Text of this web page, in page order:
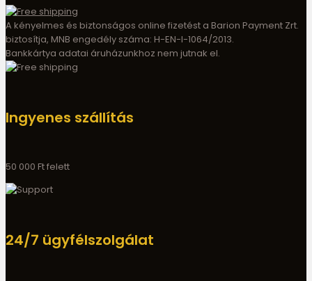
A kényelmes és biztonságos online fizetést a Barion Payment Zrt.
biztosítja, MNB engedély száma: H-EN-I-1064/2013.
Bankkártya adatai áruházunkhoz nem jutnak el.
Ingyenes szállítás
50 000 Ft felett
24/7 ügyfélszolgálat